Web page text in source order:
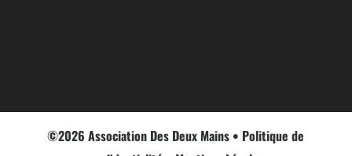
©2026 Association Des Deux Mains • Politique de